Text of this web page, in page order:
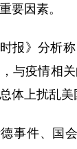
要因素。
时报》分析
与疫情相
体上扰乱
事件、国